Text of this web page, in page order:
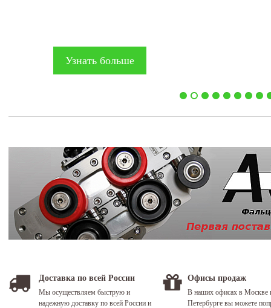
Узнать больше
Доставка по всей России
Мы осуществляем быструю и
надежную доставку по всей России и
Офисы продаж
В наших офисах в Москве
Петербурге вы можете